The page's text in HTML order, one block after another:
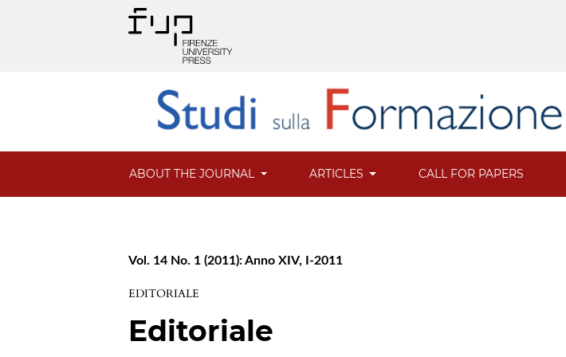
ABOUT THE JOURNAL ARTICLES CALL FOR PAPERS
Vol. 14 No. 1 (2011): Anno XIV, I-2011
EDITORIALE
Editoriale